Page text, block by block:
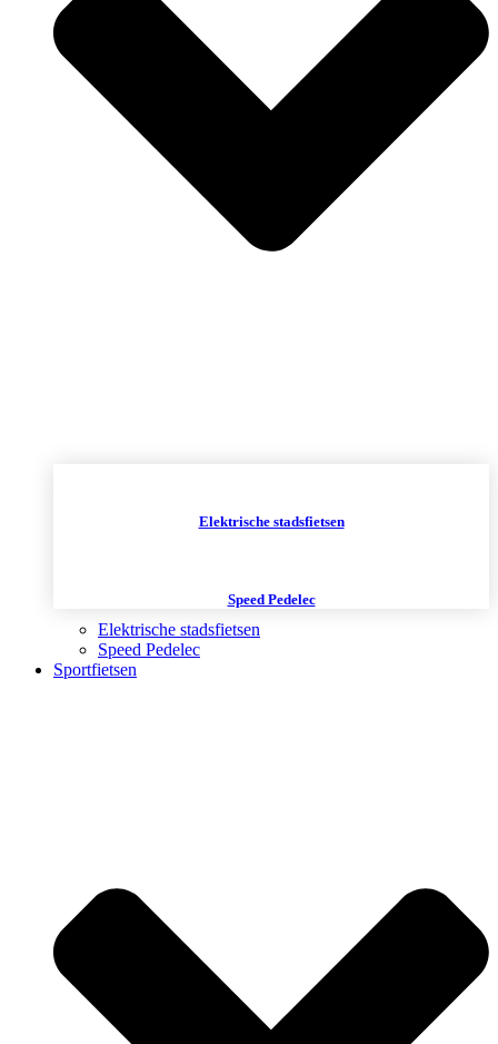
Elektrische stadsfietsen
Speed Pedelec
Elektrische stadsfietsen
Speed Pedelec
Sportfietsen